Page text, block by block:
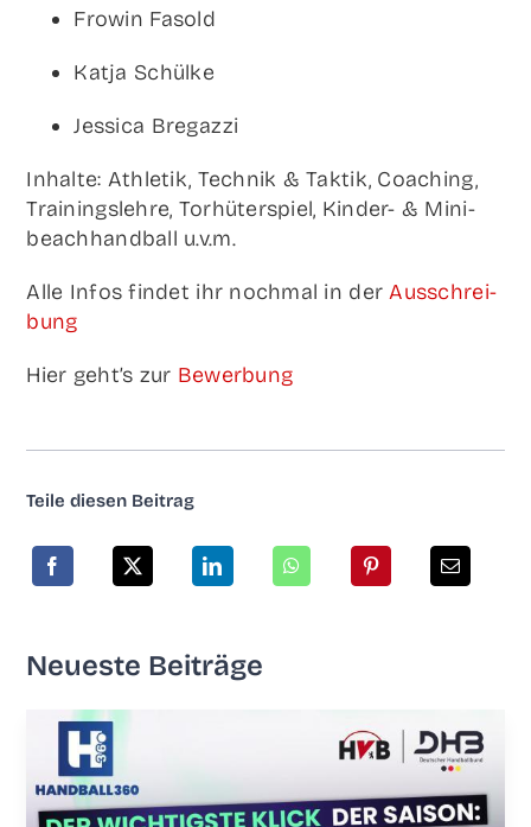
Fro­win Fasold
Kat­ja Schülke
Jes­si­ca Bregazzi
Inhal­te: Ath­le­tik, Tech­nik & Tak­tik, Coa­ching,
Trai­nings­leh­re, Tor­hü­ter­spiel, Kin­­der- & Mini­
beach­hand­ball u.v.m.
Alle Infos fin­det ihr noch­mal in derAus­schrei­
bung
Hier geht’s zur Bewer­bung
Tei­le die­sen Beitrag
Neu­es­te Beiträge